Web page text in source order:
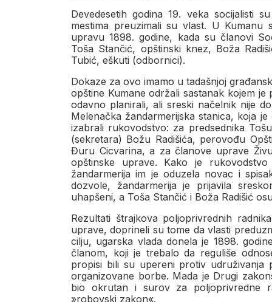
Devedesetih godina 19. veka socijalisti
mestima preuzimali su vlast. U
upravu 1898. godine, kada su članovi
Toša Stančić, opštinski knez, Boža
Tubić, eškuti (odbornici).
Dokaze za ovo imamo u tadašnjoj
opštine Kumane održali sastanak kojem
odavno planirali, ali sreski načelnik nije
Melenačka žandarmerijska stanica, koja
izabrali rukovodstvo: za predsednika
(sekretara) Božu Radišića, perovođu
Đuru Cicvarina, a za članove uprave
opštinske uprave. Kako je
žandarmerija im je oduzela novac i
dozvole, žandarmerija je prijavila
uhapšeni, a Toša Stančić i Boža Radišić
Rezultati štrajkova poljoprivrednih
uprave, doprineli su tome da vlasti
cilju, ugarska vlada donela je 1898.
članom, koji je trebalo da reguliše
propisi bili su upereni protiv udruživanja
organizovane borbe. Mada je Drugi
bio okrutan i surov za poljoprivredne
»robovski zakon«.